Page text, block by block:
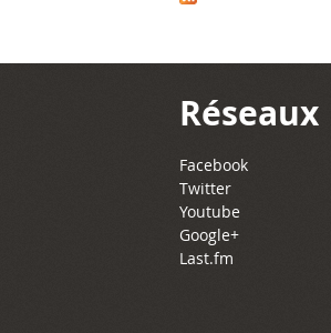
(
o
v
Réseaux
Facebook
Twitter
Youtube
Google+
Last.fm